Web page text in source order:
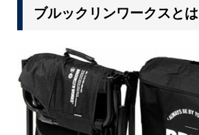
ブルックリンワークスとは